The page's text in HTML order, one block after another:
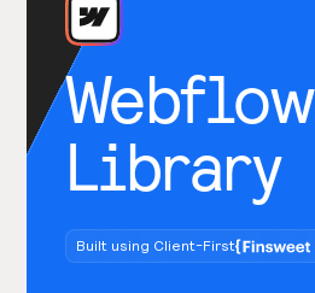
Webflow
Library
Built using Client-First